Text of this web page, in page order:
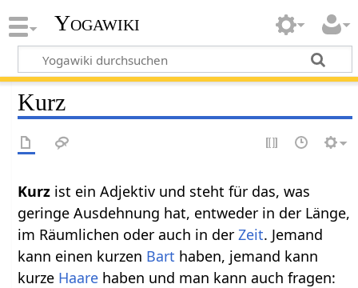
Yogawiki
Kurz
ist ein Adjektiv und steht für das, was
geringe Ausdehnung hat, entweder in der Länge,
im Räumlichen oder auch in derZeit. Jemand
kann einen kurzen Bart haben, jemand kann
kurze Haare haben und man kann auch fragen: